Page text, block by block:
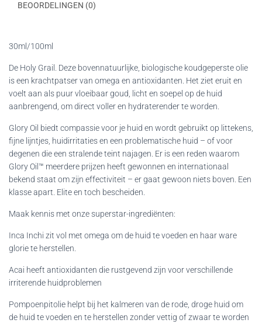
BEOORDELINGEN (0)
30ml/100ml
De Holy Grail. Deze bovennatuurlijke, biologische koudgeperste olie
is een krachtpatser van omega en antioxidanten. Het ziet eruit en
voelt aan als puur vloeibaar goud, licht en soepel op de huid
aanbrengend, om direct voller en hydraterender te worden.
Glory Oil biedt compassie voor je huid en wordt gebruikt op littekens,
fijne lijntjes, huidirritaties en een problematische huid – of voor
degenen die een stralende teint najagen. Er is een reden waarom
Glory Oil™️ meerdere prijzen heeft gewonnen en internationaal
bekend staat om zijn effectiviteit – er gaat gewoon niets boven. Een
klasse apart. Elite en toch bescheiden.
Maak kennis met onze superstar-ingrediënten:
Inca Inchi zit vol met omega om de huid te voeden en haar ware
glorie te herstellen.
Acai heeft antioxidanten die rustgevend zijn voor verschillende
irriterende huidproblemen
Pompoenpitolie helpt bij het kalmeren van de rode, droge huid om
de huid te voeden en te herstellen zonder vettig of zwaar te worden